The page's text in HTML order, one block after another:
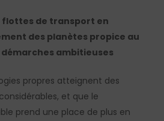
flottes de transport en
des planètes propice au
ambitieuses
propres atteignent des
et que le
prend une place de plus en